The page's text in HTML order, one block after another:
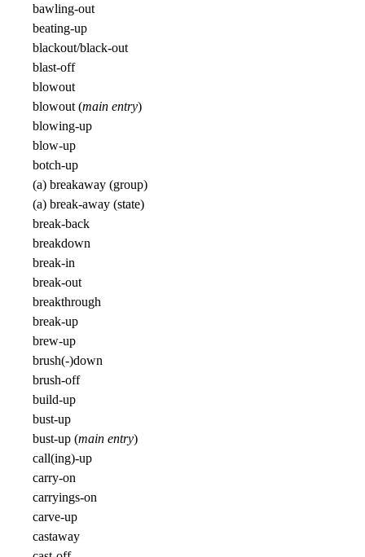
bawling-out
beating-up
blackout/black-out
blast-off
blowout
blowout (main entry)
blowing-up
blow-up
botch-up
(a) breakaway (group)
(a) break-away (state)
break-back
breakdown
break-in
break-out
breakthrough
break-up
brew-up
brush(-)down
brush-off
build-up
bust-up
bust-up (main entry)
call(ing)-up
carry-on
carryings-on
carve-up
castaway